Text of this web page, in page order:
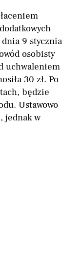
9 stycznia
osobisty
uchwaleniem
30 zł. Po
będzie
Ustawowo
jednak w